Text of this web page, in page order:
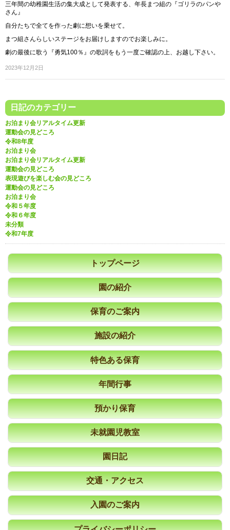
三年間の幼稚園生活の集大成として発表する、年長まつ組の『ゴリラのパンや
さん』
自分たちで全てを作った劇に想いを乗せて。
まつ組さんらしいステージをお届けしますのでお楽しみに。
劇の最後に歌う『勇気100％』の歌詞をもう一度ご確認の上、お越し下さい。
2023年12月2日
日記のカテゴリー
お泊まり会リアルタイム更新
運動会の見どころ
令和8年度
お泊まり会
お泊まり会リアルタイム更新
運動会の見どころ
表現遊びを楽しむ会の見どころ
運動会の見どころ
お泊まり会
令和５年度
令和６年度
未分類
令和7年度
トップページ
園の紹介
保育のご案内
施設の紹介
特色ある保育
年間行事
預かり保育
未就園児教室
園日記
交通・アクセス
入園のご案内